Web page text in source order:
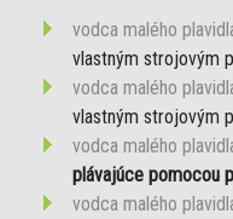
vodca malého
vlastným strojovým
vodca malého
vlastným strojovým
vodca malého
plávajúce pomocou
vodca malého